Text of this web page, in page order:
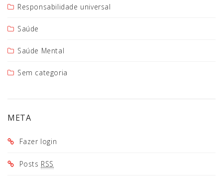
Responsabilidade universal
Saúde
Saúde Mental
Sem categoria
META
Fazer login
Posts RSS